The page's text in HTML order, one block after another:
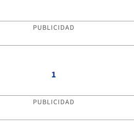
PUBLICIDAD
1
PUBLICIDAD